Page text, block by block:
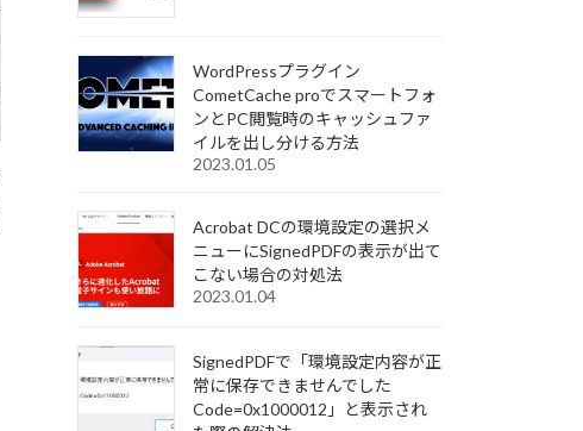
WordPressプラグイン
CometCache proでスマートフォ
ンとPC閲覧時のキャッシュファ
イルを出し分ける方法
2023.01.05
Acrobat DCの環境設定の選択メ
ニューにSignedPDFの表示が出て
こない場合の対処法
2023.01.04
SignedPDFで「環境設定内容が正
常に保存できませんでした
Code=0x1000012」と表示され